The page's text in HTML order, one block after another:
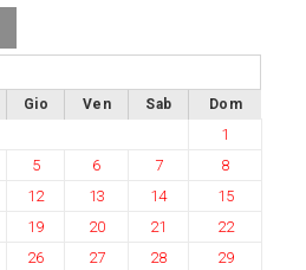
Gio Ven Sab Dom
1
5 6 7
8
12 13 14
15
19 20 21
22
26 27 28
29